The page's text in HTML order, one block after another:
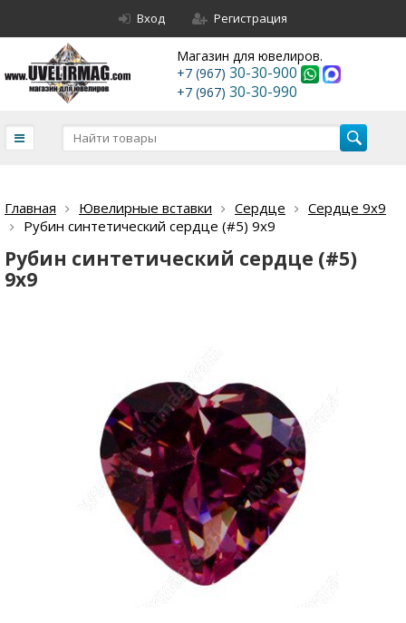
Вход Регистрация
Магазин для ювелиров.
+7 (967) 30-30-900
+7 (967) 30-30-990
Главная Ювелирные вставки Сердце
Сердце 9х9
Рубин синтетический сердце (#5) 9х9
Рубин синтетический сердце (#5)
9х9